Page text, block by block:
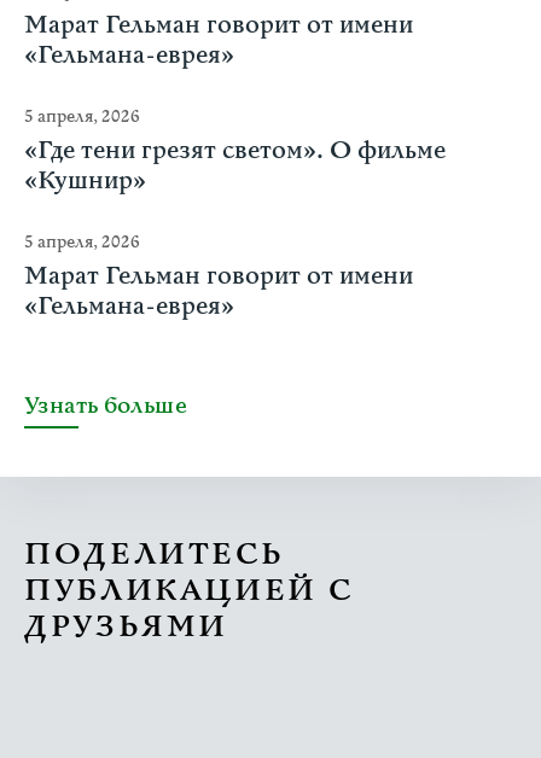
Марат Гельман говорит от имени
«Гельмана-еврея»
5 апреля, 2026
«Где тени грезят светом». О фильме
«Кушнир»
5 апреля, 2026
Марат Гельман говорит от имени
«Гельмана-еврея»
Узнать больше
ПОДЕЛИТЕСЬ
ПУБЛИКАЦИЕЙ С
ДРУЗЬЯМИ